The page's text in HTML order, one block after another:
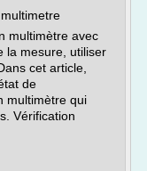
multimètre avec
la mesure, utiliser
cet article,
de
multimètre qui
Vérification